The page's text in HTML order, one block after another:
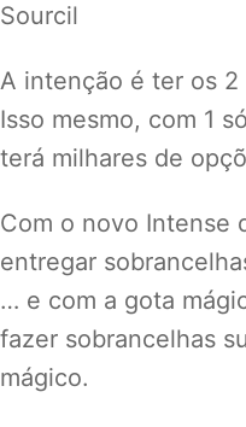
Sourcil
A intenção é ter os 2
Isso mesmo, com 1
terá milhares de
Com o novo Intense
entregar
… e com a gota
fazer sobrancelhas
mágico.